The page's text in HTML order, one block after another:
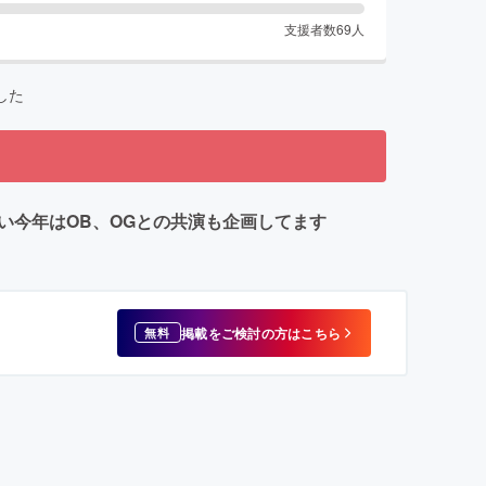
支援者数69 人
た
年はOB、OGとの共演も企画してます
無料 掲載をご検討の方はこちら